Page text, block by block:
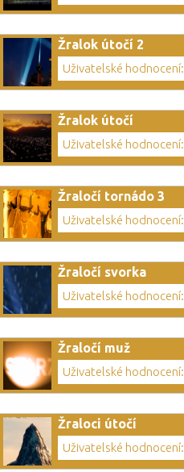
Žralok útočí 2
Uživatelské hodnocení:
Žralok útočí
Uživatelské hodnocení:
Žraločí tornádo 3
Uživatelské hodnocení:
Žraločí svorka
Uživatelské hodnocení:
Žraločí muž
Uživatelské hodnocení:
Žraloci útočí
Uživatelské hodnocení: